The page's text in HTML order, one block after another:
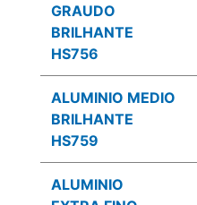
GRAUDO
BRILHANTE
HS756
ALUMINIO MEDIO
BRILHANTE
HS759
ALUMINIO